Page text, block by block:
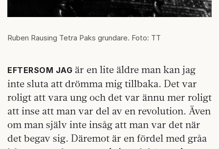
Ruben Rausing Tetra Paks grundare. Foto: TT
EFTERSOM JAG är en lite äldre man kan jag
inte sluta att drömma mig tillbaka. Det var
roligt att vara ung och det var ännu mer roligt
att inse att man var del av en revolution. Även
om man själv inte insåg att man var det när
det begav sig. Däremot är en fördel med gråa